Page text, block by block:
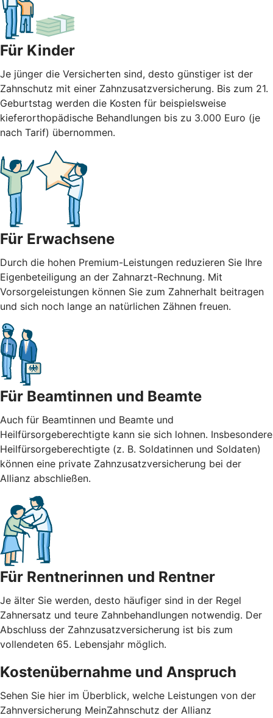
Für Kinder
Je jünger die Versicherten sind, desto günstiger ist der
Zahnschutz mit einer Zahnzusatzversicherung. Bis zum 21.
Geburtstag werden die Kosten für beispielsweise
kieferorthopädische Behandlungen bis zu 3.000 Euro (je
nach Tarif) übernommen.
Für Erwachsene
Durch die hohen Premium-Leistungen reduzieren Sie Ihre
Eigenbeteiligung an der Zahnarzt-Rechnung. Mit
Vorsorgeleistungen können Sie zum Zahnerhalt beitragen
und sich noch lange an natürlichen Zähnen freuen.
Für Beamtinnen und Beamte
Auch für Beamtinnen und Beamte und
Heilfürsorgeberechtigte kann sie sich lohnen. Insbesondere
Heilfürsorgeberechtigte (z. B. Soldatinnen und Soldaten)
können eine private Zahnzusatzversicherung bei der
Allianz abschließen.
Für Rentnerinnen und Rentner
Je älter Sie werden, desto häufiger sind in der Regel
Zahnersatz und teure Zahnbehandlungen notwendig. Der
Abschluss der Zahnzusatzversicherung ist bis zum
vollendeten 65. Lebensjahr möglich.
Kostenübernahme und Anspruch
Sehen Sie hier im Überblick, welche Leistungen von der
Zahnversicherung MeinZahnschutz der Allianz